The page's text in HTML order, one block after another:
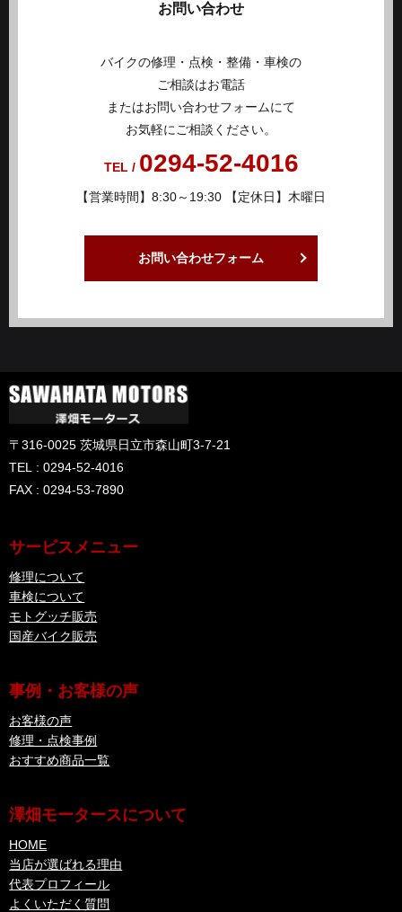
お問い合わせ
バイクの修理・点検・整備・車検の
ご相談はお電話
またはお問い合わせフォームにて
お気軽にご相談ください。
TEL / 0294-52-4016
【営業時間】8:30～19:30 【定休日】木曜日
お問い合わせフォーム
〒316-0025 茨城県日立市森山町3-7-21
TEL : 0294-52-4016
FAX : 0294-53-7890
サービスメニュー
修理について
車検について
モトグッチ販売
国産バイク販売
事例・お客様の声
お客様の声
修理・点検事例
おすすめ商品一覧
澤畑モータースについて
HOME
当店が選ばれる理由
代表プロフィール
よくいただく質問